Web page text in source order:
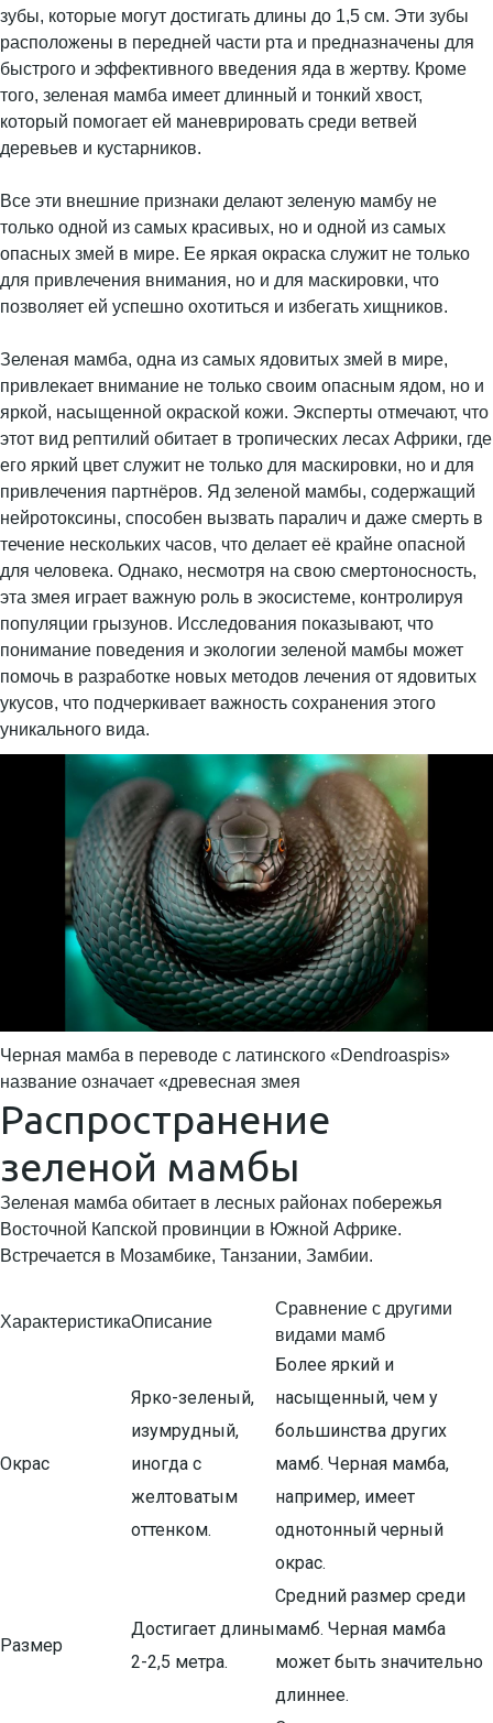
зубы, которые могут достигать длины до 1,5 см. Эти зубы
расположены в передней части рта и предназначены для
быстрого и эффективного введения яда в жертву. Кроме
того, зеленая мамба имеет длинный и тонкий хвост,
который помогает ей маневрировать среди ветвей
деревьев и кустарников.
Все эти внешние признаки делают зеленую мамбу не
только одной из самых красивых, но и одной из самых
опасных змей в мире. Ее яркая окраска служит не только
для привлечения внимания, но и для маскировки, что
позволяет ей успешно охотиться и избегать хищников.
Зеленая мамба, одна из самых ядовитых змей в мире,
привлекает внимание не только своим опасным ядом, но и
яркой, насыщенной окраской кожи. Эксперты отмечают, что
этот вид рептилий обитает в тропических лесах Африки, где
его яркий цвет служит не только для маскировки, но и для
привлечения партнёров. Яд зеленой мамбы, содержащий
нейротоксины, способен вызвать паралич и даже смерть в
течение нескольких часов, что делает её крайне опасной
для человека. Однако, несмотря на свою смертоносность,
эта змея играет важную роль в экосистеме, контролируя
популяции грызунов. Исследования показывают, что
понимание поведения и экологии зеленой мамбы может
помочь в разработке новых методов лечения от ядовитых
укусов, что подчеркивает важность сохранения этого
уникального вида.
Черная мамба в переводе с латинского «Dendroaspis»
название означает «древесная змея
Распространение
зеленой мамбы
Зеленая мамба обитает в лесных районах побережья
Восточной Капской провинции в Южной Африке.
Встречается в Мозамбике, Танзании, Замбии.
ХарактеристикаОписание
Сравнение с другими
видами мамб
Окрас
Ярко-зеленый,
изумрудный,
иногда с
желтоватым
оттенком.
Более яркий и
насыщенный, чем у
большинства других
мамб. Черная мамба,
например, имеет
однотонный черный
окрас.
Размер
Достигает длины
2-2,5 метра.
Средний размер среди
мамб. Черная мамба
может быть значительно
длиннее.